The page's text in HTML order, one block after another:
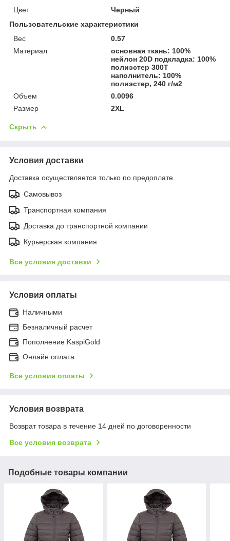
Цвет
Черный
Пользовательские характеристики
Вес
0.57
Материал
основная ткань: 100%
нейлон 20D подкладка: 100%
полиэстер 300T
наполнитель: 100%
полиэстер, 240 г/м2
Объем
0.0096
Размер
2XL
Скрыть
Условия доставки
Доставка осуществляется только по предоплате.
Самовывоз
Транспортная компания
Доставка до транспортной компании
Курьерская компания
Все условия доставки
Условия оплаты
Наличными
Безналичный расчет
Пополнение KaspiGold
Онлайн оплата
Все условия оплаты
Условия возврата
Возврат товара в течение 14 дней по договоренности
Все условия возврата
Подобные товары компании